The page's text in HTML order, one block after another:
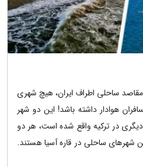
ساحلی اطراف ایران، هیچ شهری
هوادار داشته باشد! این دو شهر
در ترکیه واقع شده است، هر دو
شهرهای ساحلی در قاره آسیا هستند.